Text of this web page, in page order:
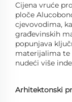
Cijena vruće
ploče
cjevovodima,
građevinskih
popunjava
materijalima te
nudeći više
Arhitektonski